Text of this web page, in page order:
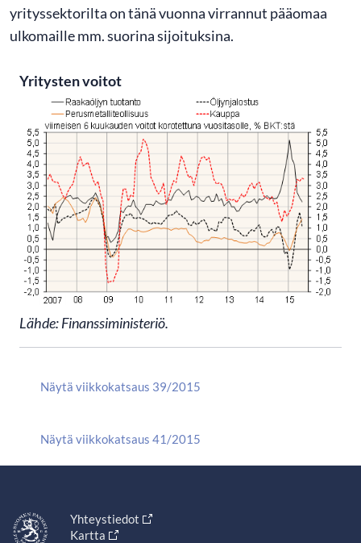
yrityssektorilta on tänä vuonna virrannut pääomaa
ulkomaille mm. suorina sijoituksina.
Yritysten voitot
Lähde: Finanssiministeriö.
Näytä viikkokatsaus 39/2015
Näytä viikkokatsaus 41/2015
Yhteystiedot
Kartta